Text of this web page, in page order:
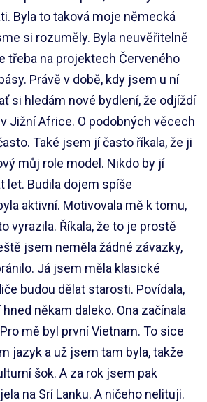
Byla to taková moje německá
si rozuměly. Byla neuvěřitelně
třeba na projektech Červeného
Právě v době, kdy jsem u ní
si hledám nové bydlení, že odjíždí
Jižní Africe. O podobných věcech
Také jsem jí často říkala, že ji
můj role model. Nikdo by jí
let. Budila dojem spíše
aktivní. Motivovala mě k tomu,
vyrazila. Říkala, že to je prostě
jsem neměla žádné závazky,
Já jsem měla klasické
budou dělat starosti. Povídala,
někam daleko. Ona začínala
mě byl první Vietnam. To sice
jazyk a už jsem tam byla, takže
šok. A za rok jsem pak
na Srí Lanku. A ničeho nelituji.